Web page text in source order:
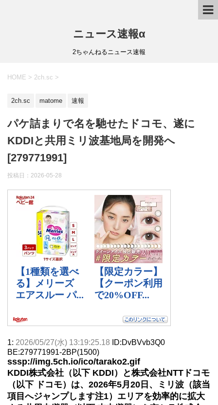
ニュース速報α
2ちゃんねるニュース速報
HOME > 2ch.sc >
2ch.sc matome 速報
パケ詰まりで名を馳せたドコモ、遂に
KDDIと共用ミリ波基地局を開発へ
[279771991]
投稿日： 2026-05-28
1: 2026/05/27(水) 13:19:25.18
ID:DvBVvb3Q0
BE:279771991-2BP(1500)
sssp://img.5ch.io/ico/tarako2.gif
KDDI株式会社（以下 KDDI）と株式会社NTTドコモ
（以下 ドコモ）は、2026年5月20日、ミリ波（該当
項目へジャンプします注1）エリアを効率的に拡大